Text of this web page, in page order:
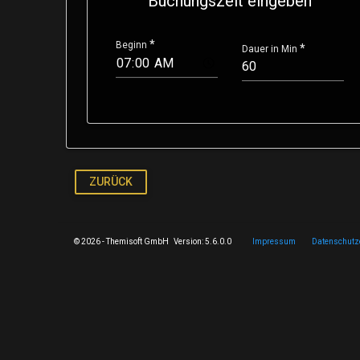
Beginn Dauer in Min
ZURÜCK
© 2026 - Themisoft GmbH Version: 5.6.0.0 Impressum